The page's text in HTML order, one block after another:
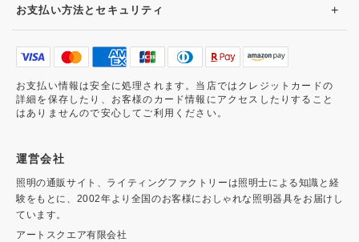
お支払い方法とセキュリティ +
お支払い情報は安全に処理されます。当店ではクレジットカードの
詳細を保存したり、お客様のカード情報にアクセスしたりすること
はありませんので安心してご利用ください。
運営会社
照明の通販サイト、ライティングファクトリーは照明士による知識と経
験をもとに、2002年より全国のお客様におしゃれな照明器具をお届けし
ています。
アートスクエア有限会社